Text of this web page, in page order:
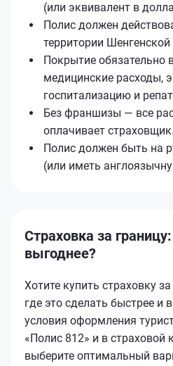
(или эквивалент в
Полис должен
территории
Покрытие обязательно
медицинские расходы,
госпитализацию и
Без франшизы — все
оплачивает страховщик.
Полис должен быть на
(или иметь
Страховка за
выгоднее?
Хотите купить страховку
где это сделать быстрее и
условия оформления
«Полис 812» и в страховой
выберите оптимальный